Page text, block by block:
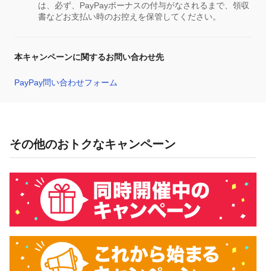
は、必ず、PayPayボーナスの付与がなされるまで、領収
書などお支払い時のお控えを保管してください。
本キャンペーンに関するお問い合わせ先
PayPay問い合わせフォーム
その他のおトクなキャンペーン